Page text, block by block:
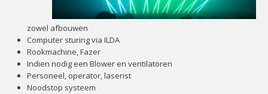
zowel afbouwen
Computer sturing via ILDA
Rookmachine, Fazer
Indien nodig een Blower en ventilatoren
Personeel, operator, laserist
Noodstop systeem